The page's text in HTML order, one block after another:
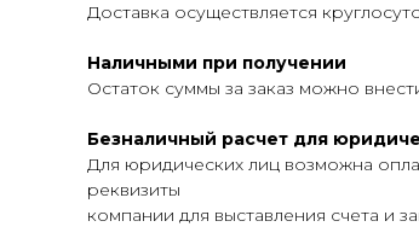
Доставка осуществляется
Наличными при получении
Остаток суммы за заказ можно
Безналичный расчет для
Для юридических лиц возможна
реквизиты
компании для выставления счета и